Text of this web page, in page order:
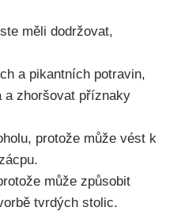
měli dodržovat,
⁢a ⁤pikantních potravin,
a zhoršovat ⁣příznaky
protože může vést k
může způsobit
tvrdých stolic.